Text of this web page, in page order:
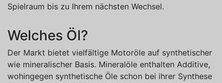
Spielraum bis zu Ihrem nächsten Wechsel.
Welches Öl?
Der Markt bietet vielfältige Motoröle auf synthetischer
wie mineralischer Basis. Mineralöle enthalten Additive,
wohingegen synthetische Öle schon bei ihrer Synthese